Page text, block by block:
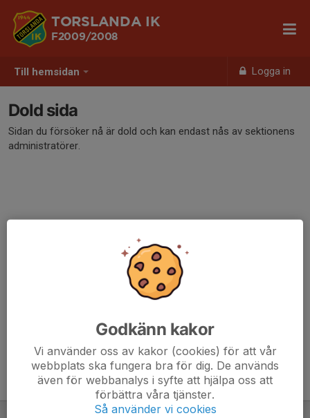
Till hemsidan Logga in
TORSLANDA IK
F2009/2008
Dold sida
Sidan du försöker nå är dold och kan endast nås av sektionens
administratörer.
Godkänn kakor
Vi använder oss av kakor (cookies) för att vår
webbplats ska fungera bra för dig. De används
även för webbanalys i syfte att hjälpa oss att
förbättra våra tjänster.
Så använder vi cookies